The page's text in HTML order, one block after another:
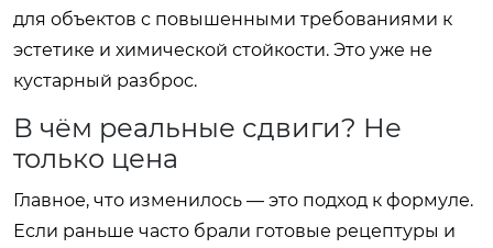
для объектов с повышенными требованиями к
эстетике и химической стойкости. Это уже не
кустарный разброс.
В чём реальные сдвиги? Не
только цена
Главное, что изменилось — это подход к формуле.
Если раньше часто брали готовые рецептуры и